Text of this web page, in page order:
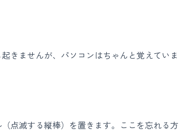
きませんが、パソコンはちゃんと覚えていま
点滅する縦棒）を置きます。ここを忘れる方